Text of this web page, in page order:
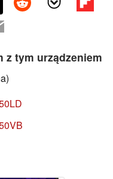
z tym urządzeniem